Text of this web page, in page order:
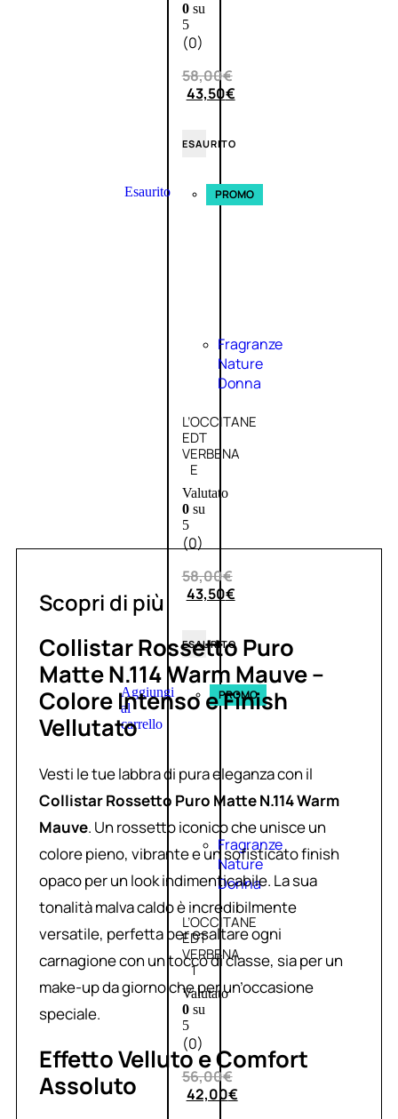
0su
5
(0)
58,00€
43,50€
ESAURITO
Esaurito PROMO
Fragranze
Nature
Donna
L’OCCITANE
EDT
VERBENA
E
Valutato
0su
5
(0)
58,00€
43,50€
ESAURITO
Aggiungi
al
carrello
PROMO
Fragranze
Nature
Donna
L’OCCITANE
EDT
VERBENA
1
Valutato
0su
5
(0)
56,00€
42,00€
Scopri di più
Collistar Rossetto Puro
Matte N.114 Warm Mauve –
Colore Intenso e Finish
Vellutato
Vesti le tue labbra di pura eleganza con il
Collistar Rossetto Puro Matte N.114 Warm
Mauve. Un rossetto iconico che unisce un
colore pieno, vibrante e un sofisticato finish
opaco per un look indimenticabile. La sua
tonalità malva caldo è incredibilmente
versatile, perfetta per esaltare ogni
carnagione con un tocco di classe, sia per un
make-up da giorno che per un’occasione
speciale.
Effetto Velluto e Comfort
Assoluto